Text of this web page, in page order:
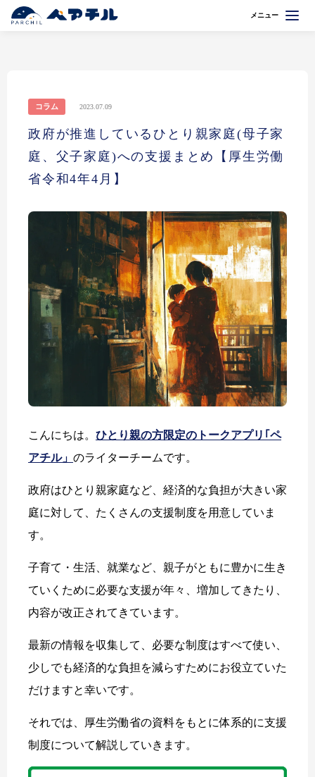
メニュー
コラム 2023.07.09
政府が推進しているひとり親家庭(母子家
庭、父子家庭)への支援まとめ【厚生労働
省令和4年4月】
こんにちは。 ひとり親の方限定のトークアプリ｢ペ
アチル」 のライターチームです。
政府はひとり親家庭など、経済的な負担が大きい家
庭に対して、たくさんの支援制度を用意していま
す。
子育て・生活、就業など、親子がともに豊かに生き
ていくために必要な支援が年々、増加してきたり、
内容が改正されてきています。
最新の情報を収集して、必要な制度はすべて使い、
少しでも経済的な負担を減らすためにお役立ていた
だけますと幸いです。
それでは、厚生労働省の資料をもとに体系的に支援
制度について解説していきます。